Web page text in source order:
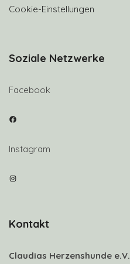
Cookie-Einstellungen
Soziale Netzwerke
Facebook
Facebook
Instagram
Instagram
Kontakt
Claudias Herzenshunde e.V.